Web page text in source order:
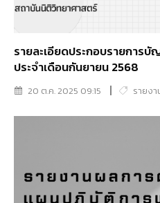
รายละเอียดประกอบรายกา
ประจำเดือนกันยายน 2568
20 ต.ค. 2025 09:15 รายง